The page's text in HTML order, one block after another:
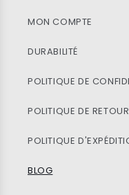
MON COMPTE
DURABILITÉ
POLITIQUE DE
POLITIQUE DE
POLITIQUE
BLOG